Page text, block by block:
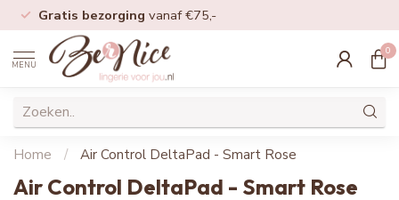
Gratis bezorging vanaf €75,-
MENU
0
Home / Air Control DeltaPad - Smart Rose
Air Control DeltaPad - Smart Rose